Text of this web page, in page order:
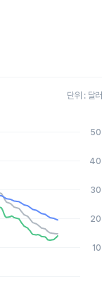
단위 : 달러
08-05 15:00:00.
10
20
30
40
50